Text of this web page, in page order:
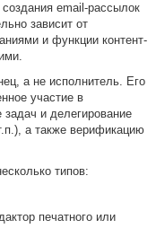
email-рассылок
зависит от
и функции контент-
а не исполнитель. Его
участие в
и делегирование
а также верификацию
типов:
печатного или